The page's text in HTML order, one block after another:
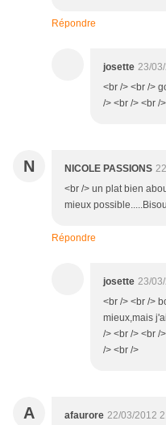
Répondre
josette 23/
<br /> <br />
/> <br /> <br />
N NICOLE PASSIONS
<br /> un plat bien
mieux
Répondre
josette 23/
<br /> <br />
mieux,mais
/> <br /> <br /
/> <br />
A afaurore 22/03/2012